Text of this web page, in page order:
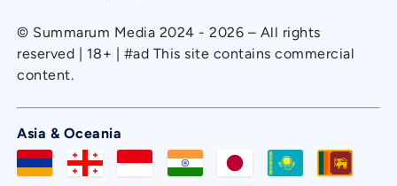
© Summarum Media 2024 - 2026 – All rights
reserved | 18+ | #ad This site contains commercial
content.
Asia & Oceania